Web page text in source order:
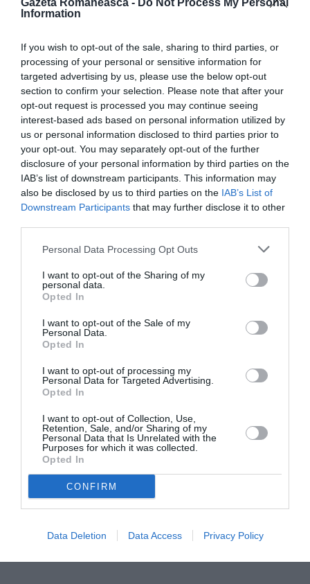
Gazeta Romaneasca - Do Not Process My Personal
Information
If you wish to opt-out of the sale, sharing to third parties, or
processing of your personal or sensitive information for
targeted advertising by us, please use the below opt-out
section to confirm your selection. Please note that after your
opt-out request is processed you may continue seeing
interest-based ads based on personal information utilized by
us or personal information disclosed to third parties prior to
your opt-out. You may separately opt-out of the further
disclosure of your personal information by third parties on the
IAB’s list of downstream participants. This information may
also be disclosed by us to third parties on the IAB’s List of
Downstream Participants that may further disclose it to other
Personal Data Processing Opt Outs
I want to opt-out of the Sharing of my
personal data.
Opted In
I want to opt-out of the Sale of my
Personal Data.
Opted In
I want to opt-out of processing my
Personal Data for Targeted Advertising.
Opted In
I want to opt-out of Collection, Use,
Retention, Sale, and/or Sharing of my
Personal Data that Is Unrelated with the
Purposes for which it was collected.
Opted In
CONFIRM
Data Deletion Data Access Privacy Policy
Trebuie să aibă multă încredere în ei”. „Bogăția
noastră pleacă de la multele culturi în fața cărora ne
aflăm. Populația mixtă este o realitate: în școli, la
locurile de muncă, pe străzi. Este fotografia țării cea
care ne spune acest lucru, și este o resursă și nu
trebuie să ne fie teamă”, a spus Kyenge.
„Sunt aici pentru a asculta – a explicat ministrul
Integrării – pentru că aicisunt 200 de copii cărora nu
se poate să nu li se răspundă. De fapt, la Milano sunt
vocea noastră celor care nu reușesc să vorbească și
să ne fie frică de acest lucru”. Kyenge a dorit să
„aplaude Milano: aceasta este o practică de susținut
cu forță în țară pentru a se face să se înțeleagă că
suntem toți cetățeni. Pentru a construi o Italie mai
bună, care să fie o țară primitoare, trebuie sprijinite
aceste bune practici”.
Citește și:
Grillo: “Referendum pentru ius soli”. La
Russa: ”ar atrage în Italia gravidele din
întreaga lume”
înscrierea la școală”